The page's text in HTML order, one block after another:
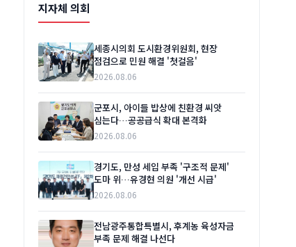
지자체 의회
세종시의회 도시환경위원회, 현장
점검으로 민원 해결 '첫걸음'
2026.08.06
군포시, 아이들 밥상에 친환경 씨앗
심는다…공공급식 확대 본격화
2026.08.06
경기도, 만성 세입 부족 '구조적 문제'
도마 위…유경현 의원 '개선 시급'
2026.08.06
전남광주통합특별시, 후계농 육성자금
부족 문제 해결 나선다